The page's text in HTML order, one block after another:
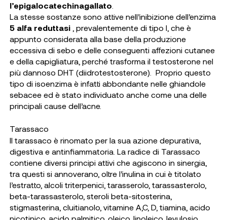
l’epigalocatechinagallato
La stesse sostanze sono attive nell’inibizione dell’enzima
5 alfa reduttasi , prevalentemente di tipo I, che è
appunto considerata alla base della produzione
eccessiva di sebo e delle conseguenti affezioni cutanee
e della capigliatura, perché trasforma il testosterone nel
più dannoso DHT (diidrotestosterone). Proprio questo
tipo di isoenzima è infatti abbondante nelle ghiandole
sebacee ed è stato individuato anche come una delle
principali cause dell’acne.
Tarassaco
Il tarassaco è rinomato per la sua azione depurativa,
digestiva e antinfiammatoria. La radice di Tarassaco
contiene diversi principi attivi che agiscono in sinergia,
tra questi si annoverano, oltre l’inulina in cui è titolato
l’estratto, alcoli triterpenici, tarasserolo, tarassasterolo,
beta-tarassasterolo, steroli beta-sitosterina,
stigmasterina, cluitianolo, vitamine A,C, D, tiamina, acido